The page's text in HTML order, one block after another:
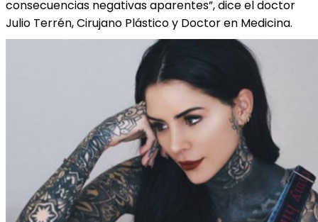
consecuencias negativas aparentes”, dice el doctor
Julio Terrén, Cirujano Plástico y Doctor en Medicina.